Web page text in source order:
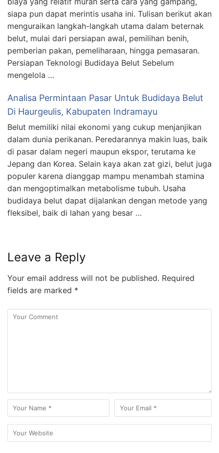
siapa pun dapat merintis usaha ini. Tulisan berikut akan
menguraikan langkah-langkah utama dalam beternak
belut, mulai dari persiapan awal, pemilihan benih,
pemberian pakan, pemeliharaan, hingga pemasaran.
Persiapan Teknologi Budidaya Belut Sebelum
mengelola …
Analisa Permintaan Pasar Untuk Budidaya Belut
Di Haurgeulis, Kabupaten Indramayu
Belut memiliki nilai ekonomi yang cukup menjanjikan
dalam dunia perikanan. Peredarannya makin luas, baik
di pasar dalam negeri maupun ekspor, terutama ke
Jepang dan Korea. Selain kaya akan zat gizi, belut juga
populer karena dianggap mampu menambah stamina
dan mengoptimalkan metabolisme tubuh. Usaha
budidaya belut dapat dijalankan dengan metode yang
fleksibel, baik di lahan yang besar …
Leave a Reply
Your email address will not be published. Required
fields are marked *